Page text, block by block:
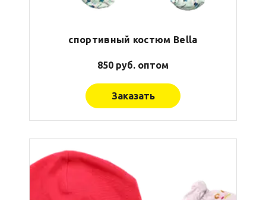
спортивный костюм Bella
850 руб. оптом
Заказать